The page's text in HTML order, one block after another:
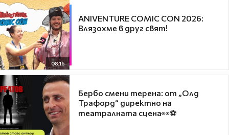
08:16
ANIVENTURE COMIC CON 2026:
Влязохме в друг свят!
Бербо смени терена: от „Олд
Трафорд“ директно на
театралната сцена👀⚽